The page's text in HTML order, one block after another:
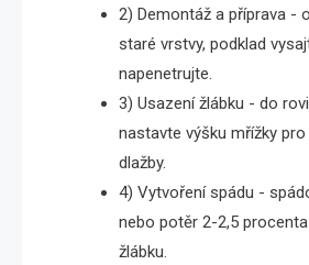
2) Demontáž a příprava -
staré vrstvy, podklad
napenetrujte.
3) Usazení žlábku - do
nastavte výšku mřížky
dlažby.
4) Vytvoření spádu -
nebo potěr 2-2,5
žlábku.